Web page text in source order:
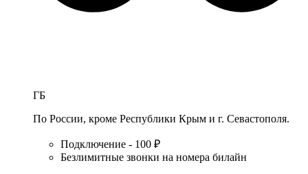
ГБ
По России, кроме Республики Крым и г. Севастополя.
Подключение - 100 ₽
Безлимитные звонки на номера билайн